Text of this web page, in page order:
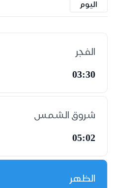
اليوم
الفجر
03:30
شروق الشمس
05:02
الظهر